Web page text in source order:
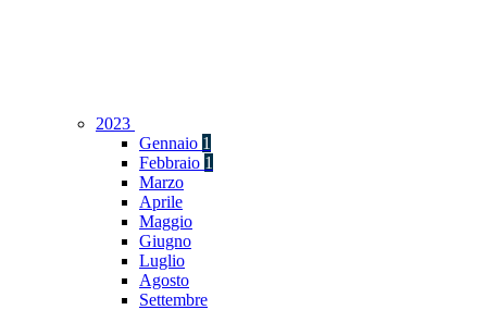
2023
Gennaio 1
Febbraio 1
Marzo
Aprile
Maggio
Giugno
Luglio
Agosto
Settembre